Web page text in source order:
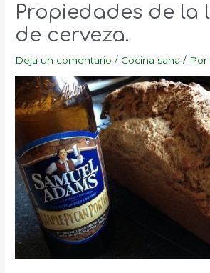
Propiedades de la
de cerveza.
Deja un comentario / Cocina sana / Por